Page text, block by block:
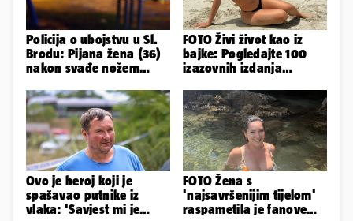
Policija o ubojstvu u Sl.
Brodu: Pijana žena (36)
nakon svađe nožem
FOTO Živi život kao iz
bajke: Pogledajte 100
izazovnih izdanja
Ovo je heroj koji je
spašavao putnike iz
vlaka: 'Savjest mi je
FOTO Žena s
'najsavršenijim tijelom'
raspametila je fanove